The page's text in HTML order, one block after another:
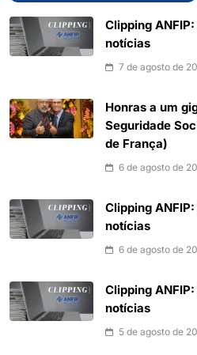
Clipping
notícias
7 de agosto de
Honras a um
Seguridade
de França)
6 de agosto de
Clipping
notícias
6 de agosto de
Clipping
notícias
5 de agosto de